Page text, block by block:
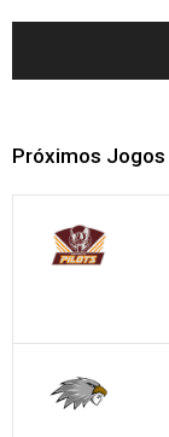
Próximos Jogos